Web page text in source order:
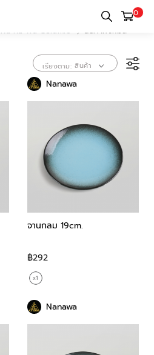
0
Na Na Wa Ceramic สินค้าทั้งหมด
เรียงตาม สินค้า
ขายดี
Nanawa
จานกลม 19cm.
฿292
Nanawa